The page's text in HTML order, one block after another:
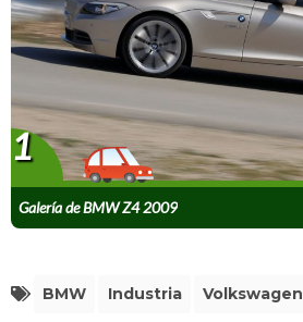
Galería de BMW Z4 2009
1
BMW Industria Volkswagen